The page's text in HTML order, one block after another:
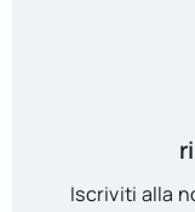
Iscriviti alla